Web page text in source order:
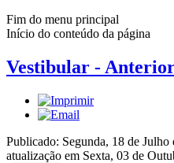
Fim do menu principal
Início do conteúdo da página
Vestibular -
Publicado: Segunda, 18 de Julho
atualização em Sexta, 03 de